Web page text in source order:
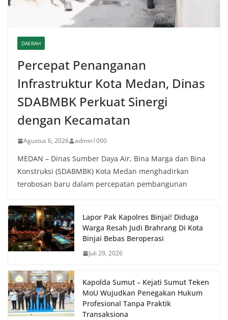
DAERAH
Percepat Penanganan
Infrastruktur Kota Medan, Dinas
SDABMBK Perkuat Sinergi
dengan Kecamatan
Agustus 6, 2026 admin1000
MEDAN – Dinas Sumber Daya Air, Bina Marga dan Bina
Konstruksi (SDABMBK) Kota Medan menghadirkan
terobosan baru dalam percepatan pembangunan
Lapor Pak Kapolres Binjai! Diduga
Warga Resah Judi Brahrang Di Kota
Binjai Bebas Beroperasi
Juli 29, 2026
Kapolda Sumut – Kejati Sumut Teken
MoU Wujudkan Penegakan Hukum
Profesional Tanpa Praktik
Transaksiona